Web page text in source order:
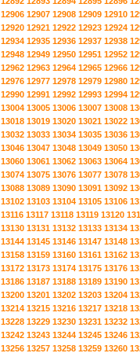
12906 12907 12908 12909 12910
12920 12921 12922 12923 12924
12934 12935 12936 12937 12938
12948 12949 12950 12951 12952
12962 12963 12964 12965 12966
12976 12977 12978 12979 12980
12990 12991 12992 12993 12994
13004 13005 13006 13007 13008
13018 13019 13020 13021 13022
13032 13033 13034 13035 13036
13046 13047 13048 13049 13050
13060 13061 13062 13063 13064
13074 13075 13076 13077 13078
13088 13089 13090 13091 13092
13102 13103 13104 13105 13106
13116 13117 13118 13119 13120
13130 13131 13132 13133 13134
13144 13145 13146 13147 13148
13158 13159 13160 13161 13162
13172 13173 13174 13175 13176
13186 13187 13188 13189 13190
13200 13201 13202 13203 13204
13214 13215 13216 13217 13218
13228 13229 13230 13231 13232
13242 13243 13244 13245 13246
13256 13257 13258 13259 13260